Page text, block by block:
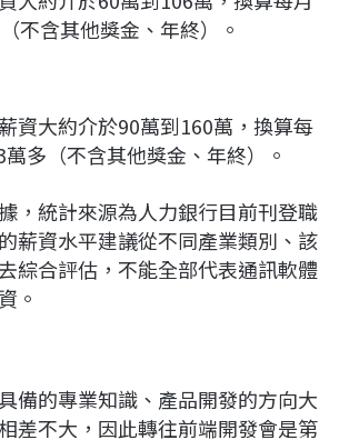
不含其他獎金、年終）。
資大約介於90萬到160萬，換算每
多（不含其他獎金、年終）。
，統計來源為人力銀行目前刊登職
薪資水平建議從不同產業類別、該
綜合評估，不能全部代表通訊軟體
。
備的專業知識、產品開發的方向大
差不大，因此轉往前端開發會是第